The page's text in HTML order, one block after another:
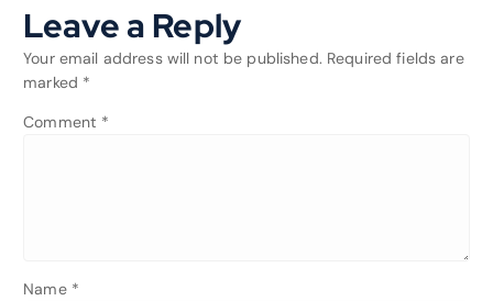
Leave a Reply
Your email address will not be published. Required fields are
marked *
Comment *
Name *